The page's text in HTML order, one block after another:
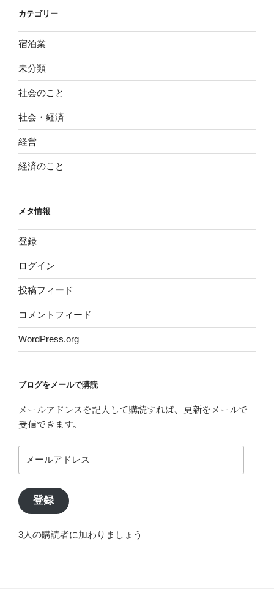
カテゴリー
宿泊業
未分類
社会のこと
社会・経済
経営
経済のこと
メタ情報
登録
ログイン
投稿フィード
コメントフィード
WordPress.org
ブログをメールで購読
メールアドレスを記入して購読すれば、更新をメールで
受信できます。
ー
ア
ド
ス
登録
3人の購読者に加わりましょう